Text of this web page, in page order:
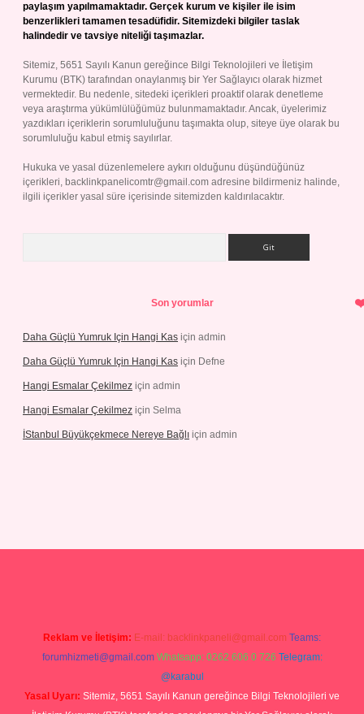
paylaşım yapılmamaktadır. Gerçek kurum ve kişiler ile isim
benzerlikleri tamamen tesadüfidir. Sitemizdeki bilgiler taslak
halindedir ve tavsiye niteliği taşımazlar.
Sitemiz, 5651 Sayılı Kanun gereğince Bilgi Teknolojileri ve İletişim
Kurumu (BTK) tarafından onaylanmış bir Yer Sağlayıcı olarak hizmet
vermektedir. Bu nedenle, sitedeki içerikleri proaktif olarak denetleme
veya araştırma yükümlülüğümüz bulunmamaktadır. Ancak, üyelerimiz
yazdıkları içeriklerin sorumluluğunu taşımakta olup, siteye üye olarak bu
sorumluluğu kabul etmiş sayılırlar.
Hukuka ve yasal düzenlemelere aykırı olduğunu düşündüğünüz
içerikleri, backlinkpanelicomtr@gmail.com adresine bildirmeniz halinde,
ilgili içerikler yasal süre içerisinde sitemizden kaldırılacaktır.
Son yorumlar
Daha Güçlü Yumruk Için Hangi Kas için admin
Daha Güçlü Yumruk Için Hangi Kas için Defne
Hangi Esmalar Çekilmez için admin
Hangi Esmalar Çekilmez için Selma
İStanbul Büyükçekmece Nereye Bağlı için admin
Reklam ve İletişim: E-mail: backlinkpaneli@gmail.com Teams:
forumhizmeti@gmail.com Whatsapp: 0262 606 0 726 Telegram:
@karabul
Yasal Uyarı: Sitemiz, 5651 Sayılı Kanun gereğince Bilgi Teknolojileri ve